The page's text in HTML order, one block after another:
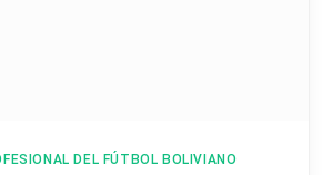
DEL FÚTBOL BOLIVIANO